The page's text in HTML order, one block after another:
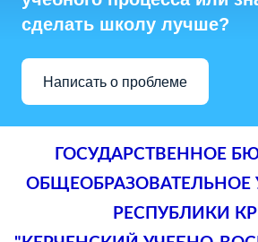
сделать школу лучше?
Написать о проблеме
ГОСУДАРСТВЕННОЕ
ОБЩЕОБРАЗОВАТЕЛЬНОЕ
РЕСПУБЛИКИ